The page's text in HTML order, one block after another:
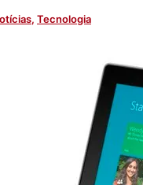
, Tecnologia